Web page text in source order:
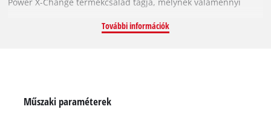
kombinálható egymással. A készüléket elsősorban
racsniként is használható. Robusztus, 3/8 colos
További információk
Műszaki paraméterek